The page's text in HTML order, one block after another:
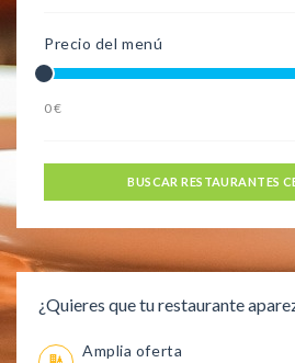
Precio del menú
0 €
BUSCAR RESTAURANTES
¿Quieres que tu restaurante
Amplia oferta